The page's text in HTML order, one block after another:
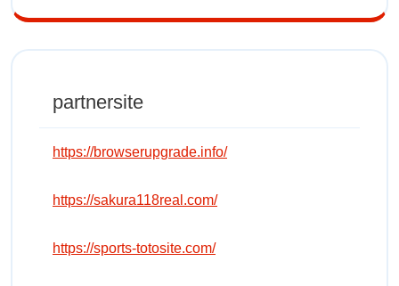
partnersite
https://browserupgrade.info/
https://sakura118real.com/
https://sports-totosite.com/